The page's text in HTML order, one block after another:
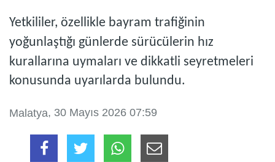
Yetkililer, özellikle bayram trafiğinin
yoğunlaştığı günlerde sürücülerin hız
kurallarına uymaları ve dikkatli seyretmeleri
konusunda uyarılarda bulundu.
Malatya, 30 Mayıs 2026 07:59